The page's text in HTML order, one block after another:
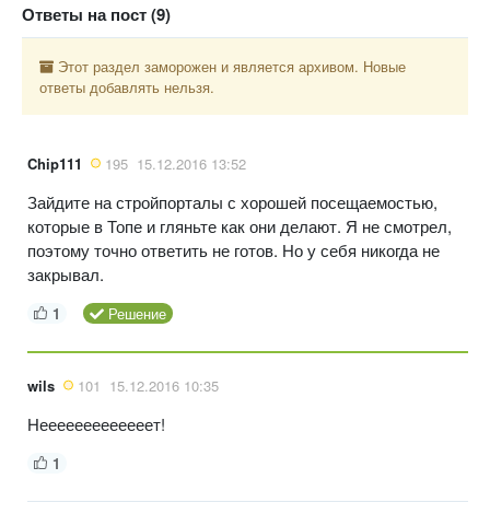
Ответы на пост (9)
Этот раздел заморожен и является архивом. Новые
ответы добавлять нельзя.
Chip111 195 15.12.2016 13:52
Зайдите на стройпорталы с хорошей посещаемостью,
которые в Топе и гляньте как они делают. Я не смотрел,
поэтому точно ответить не готов. Но у себя никогда не
закрывал.
1 Решение
wils 101 15.12.2016 10:35
Нееееееееееееет!
1